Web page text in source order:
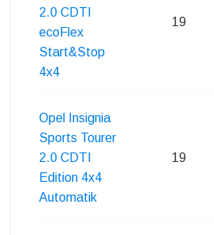
2.0 CDTI
ecoFlex
Start&Stop
4x4
19
Opel Insignia
Sports Tourer
2.0 CDTI
Edition 4x4
Automatik
19